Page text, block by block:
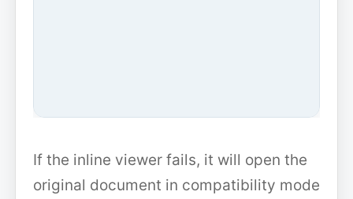
If the inline viewer fails, it will open the
original document in compatibility mode